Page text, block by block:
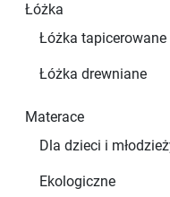
Łóżka
Łóżka tapicerowane
Łóżka drewniane
Materace
Dla dzieci i
Ekologiczne